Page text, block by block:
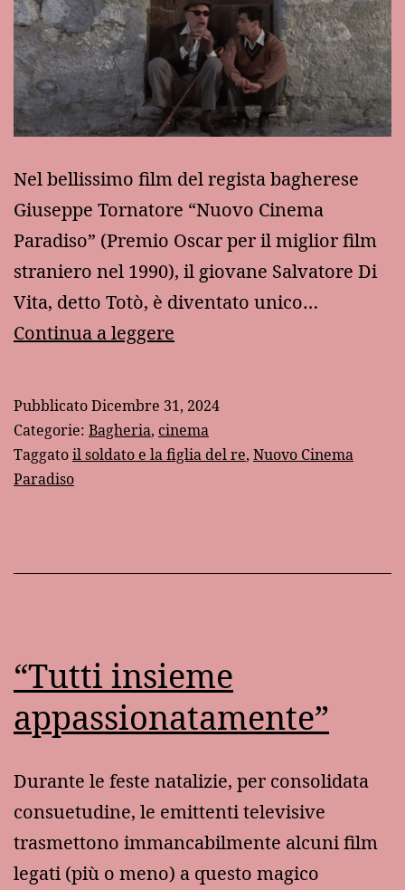
Nel bellissimo film del regista bagherese
Giuseppe Tornatore “Nuovo Cinema
Paradiso” (Premio Oscar per il miglior film
straniero nel 1990), il giovane Salvatore Di
Vita, detto Totò, è diventato unico…
Continua a leggere
nel
film
la
soldato
della
PubblicatoDicembre 31, 2024
Categorie: Bagheria, cinema
Taggatoil soldato e la figlia del re, Nuovo Cinema
Paradiso
“Tutti insieme
appassionatamente”
Durante le feste natalizie, per consolidata
consuetudine, le emittenti televisive
trasmettono immancabilmente alcuni film
legati (più o meno) a questo magico